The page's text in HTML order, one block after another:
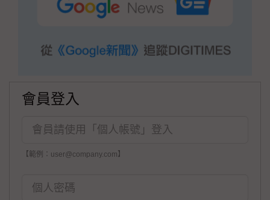
會員登入
【範例：user@company.com】